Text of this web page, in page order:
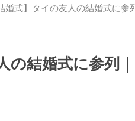
婚式】タイの友人の結婚式に参
の結婚式に参列